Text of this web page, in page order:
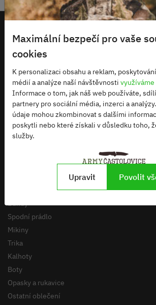
Masarykova 17, Častolovice
armycastolovice@seznam.cz
+420 734 319 068
Spodní prádlo
Mikiny
Trika
Kalhoty
Boty
Opasky a rukavice
Ostatní oblečení
Maximální bezpečí pro vaše
cookies
K personalizaci obsahu a reklam,
médií a analýze naší návštěvnosti
Informace o tom, jak náš web používáte,
partnery pro sociální média, inzerci a
údaje mohou zkombinovat s dalšími
poskytli nebo které získali v důsledku toho,
služby.
Upravit Povolit